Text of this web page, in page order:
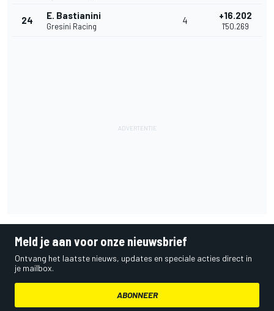
24 E. Bastianini
Gresini Racing
4 +16.202
1'50.269
Meld je aan voor onze nieuwsbrief
Ontvang het laatste nieuws, updates en speciale acties direct in
je mailbox.
ABONNEER